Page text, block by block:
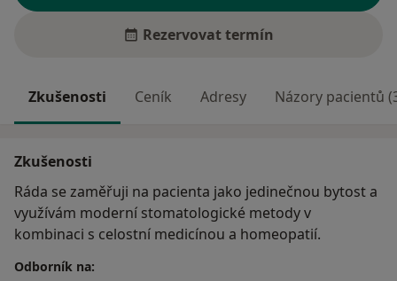
Rezervovat termín
Zkušenosti Ceník Adresy Názory pacientů
Zkušenosti
Ráda se zaměřuji na pacienta jako jedinečnou bytost a
využívám moderní stomatologické metody v
kombinaci s celostní medicínou a homeopatií.
Odborník na: